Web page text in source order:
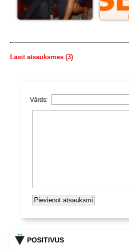
Lasīt atsauksmes (3)
Vārds:
POSITIVUS